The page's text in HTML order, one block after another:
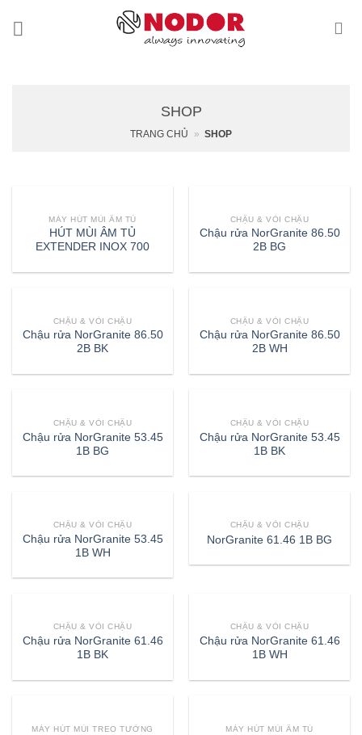
SHOP
TRANG CHỦ » SHOP
MÁY HÚT MÙI ÂM TỦ
HÚT MÙI ÂM TỦ
EXTENDER INOX 700
CHẬU & VÒI CHẬU
Chậu rửa NorGranite 86.50
2B BG
CHẬU & VÒI CHẬU
Chậu rửa NorGranite 86.50
2B BK
CHẬU & VÒI CHẬU
Chậu rửa NorGranite 86.50
2B WH
CHẬU & VÒI CHẬU
Chậu rửa NorGranite 53.45
1B BG
CHẬU & VÒI CHẬU
Chậu rửa NorGranite 53.45
1B BK
CHẬU & VÒI CHẬU
Chậu rửa NorGranite 53.45
1B WH
CHẬU & VÒI CHẬU
NorGranite 61.46 1B BG
CHẬU & VÒI CHẬU
Chậu rửa NorGranite 61.46
1B BK
CHẬU & VÒI CHẬU
Chậu rửa NorGranite 61.46
1B WH
MÁY HÚT MÙI TREO TƯỜNG MÁY HÚT MÙI ÂM TỦ